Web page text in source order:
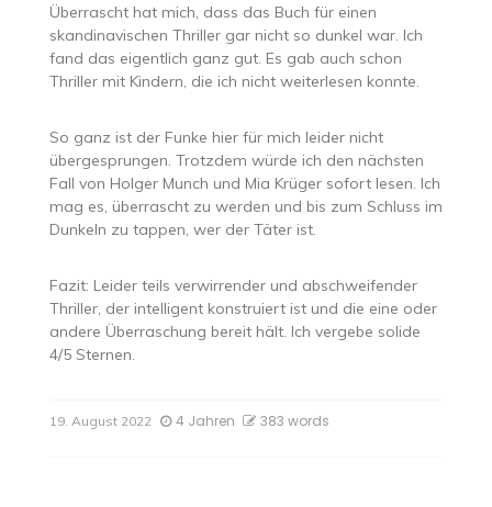
Überrascht hat mich, dass das Buch für einen
skandinavischen Thriller gar nicht so dunkel war. Ich
fand das eigentlich ganz gut. Es gab auch schon
Thriller mit Kindern, die ich nicht weiterlesen konnte.
So ganz ist der Funke hier für mich leider nicht
übergesprungen. Trotzdem würde ich den nächsten
Fall von Holger Munch und Mia Krüger sofort lesen. Ich
mag es, überrascht zu werden und bis zum Schluss im
Dunkeln zu tappen, wer der Täter ist.
Fazit: Leider teils verwirrender und abschweifender
Thriller, der intelligent konstruiert ist und die eine oder
andere Überraschung bereit hält. Ich vergebe solide
4/5 Sternen.
19. August 2022 4 Jahren 383 words